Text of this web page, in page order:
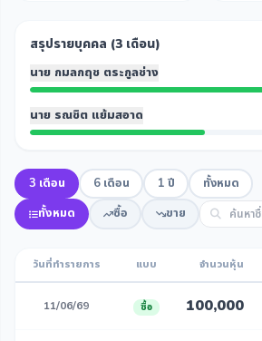
สรุปรายบุคคล (3 เดือน)
นาย กมลกฤช ตระกูลช่าง
นาย รณชิต แย้มสอาด
3 เดือน 6 เดือน 1 ปี
ทั้งหมด
ทั้งหมด
ซื้อ ขาย
วันที่ทำรายการ แบบ จำนวนหุ้น
11/06/69 ซื้อ 100,000